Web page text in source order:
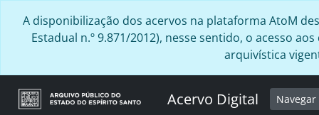
A disponibilização dos acervos na plataforma AtoM
Estadual n.º 9.871/2012), nesse sentido, o acesso
arquivística
Acervo Digital Navegar